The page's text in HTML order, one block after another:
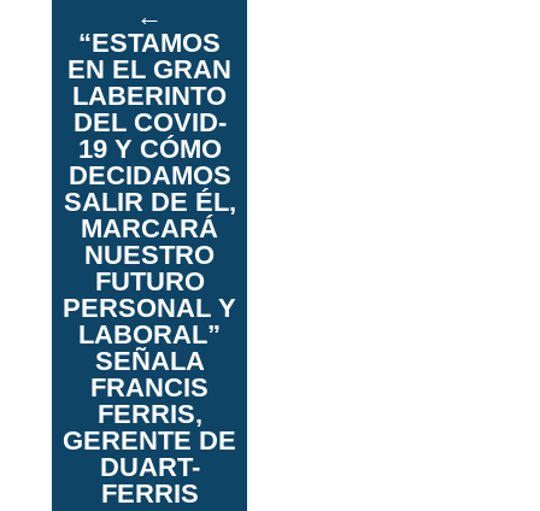
←
“ESTAMOS
EN EL GRAN
LABERINTO
DEL COVID-
19 Y CÓMO
DECIDAMOS
SALIR DE ÉL,
MARCARÁ
NUESTRO
FUTURO
PERSONAL Y
LABORAL”
SEÑALA
FRANCIS
FERRIS,
GERENTE DE
DUART-
FERRIS